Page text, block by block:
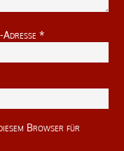
Adresse*
Browser für